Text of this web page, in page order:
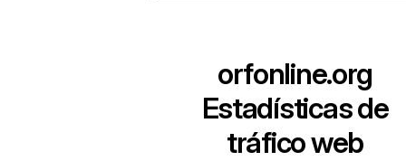
orfonline.org
Estadísticas de
tráfico web